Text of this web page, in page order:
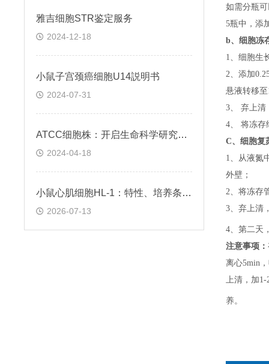
雅吉细胞STR鉴定服务
2024-12-18
小鼠子宫颈癌细胞U14説明书
2024-07-31
ATCC细胞株：开启生命科学研究的钥匙
2024-04-18
小鼠心肌细胞HL-1：特性、培养条件与科研应用场景解析
2026-07-13
如需分瓶
5瓶中，添
b、 细胞冻
1、细胞生
2、添加
悬液转移
3、 弃上清
4、 将冻存
C、 细胞复
1、 从液氮
外壁；
2、 将冻存
3、 弃上清
4、 第二天
注意事项：
离心5min，
上清，加1-
养。